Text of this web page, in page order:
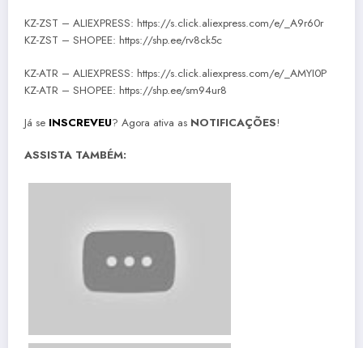
KZ-ZST – ALIEXPRESS: https://s.click.aliexpress.com/e/_A9r60r
KZ-ZST – SHOPEE: https://shp.ee/rv8ck5c
KZ-ATR – ALIEXPRESS: https://s.click.aliexpress.com/e/_AMYI0P
KZ-ATR – SHOPEE: https://shp.ee/sm94ur8
Já se INSCREVEU? Agora ativa as NOTIFICAÇÕES!
ASSISTA TAMBÉM: